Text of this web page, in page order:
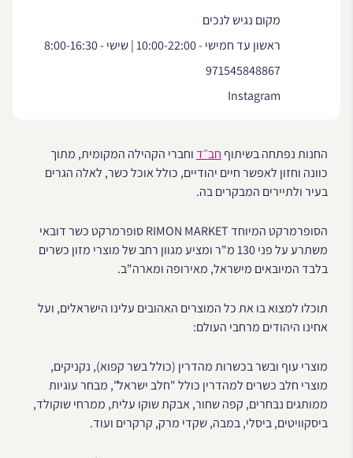
מקום נגיש לנכים
ראשון עד חמישי - 10:00-22:00 | שישי - 8:00-16:30
971545848867
Instagram
החנות נפתחה בשיתוף חב״דוחברי הקהילה המקומית, מתוך
כוונה וחזון לאפשר חיים יהודיים, כולל אוכל כשר, לאלה הגרים
בעיר ולתיירים המבקרים בה.
הסופרמרקט המיוחד RIMON MARKET סופרמרקט כשר דובאי
משתרע על פני 130 מ"ר ומציע מגוון רחב של מוצרי מזון כשרים
בלבד המיובאים מישראל, מאירופה ומארה"ב.
תוכלו למצוא בו את כל המוצרים האהובים עלינו הישראלים, ועל
אחינו היהודים מרחבי העולם:
מוצרי עוף ובשר בכשרות מהדרין (כולל בשר קפוא), נקניקים,
מוצרי חלב כשרים למהדרין כולל "חלב ישראל", מבחר עוגיות
ממותגים נבחרים, קפה שחור, אבקת שוקו עלית, ממרחי שוקולד,
ביסקוויטים, ביסלי, במבה, שקדי מרק, קרקרים ועוד.